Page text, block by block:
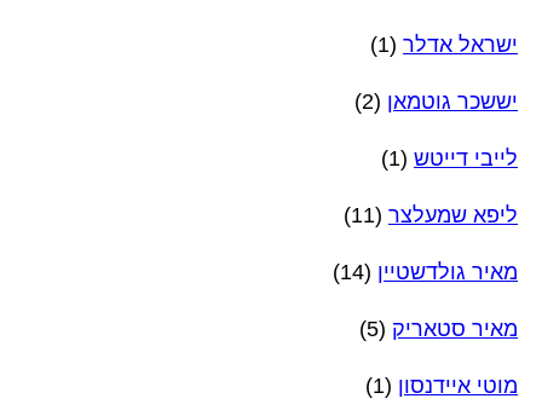
ישראל אדלר (1)
יששכר גוטמאן (2)
לייבי דייטש (1)
ליפא שמעלצר (11)
מאיר גולדשטיין (14)
מאיר סטאריק (5)
מוטי איידנסון (1)